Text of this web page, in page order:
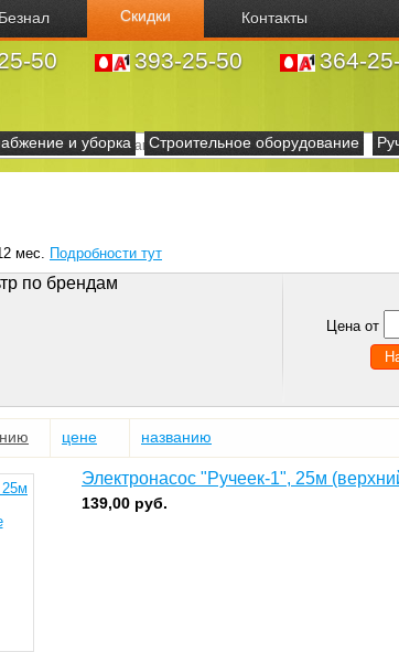
Безнал Скидки Контакты
50 393-25-50 364-
и уборка Строительное оборудование
мес. Подробности тут
по брендам
Цена от
цене названию
Электронасос "Ручеек-1", 25м
139,00 руб.